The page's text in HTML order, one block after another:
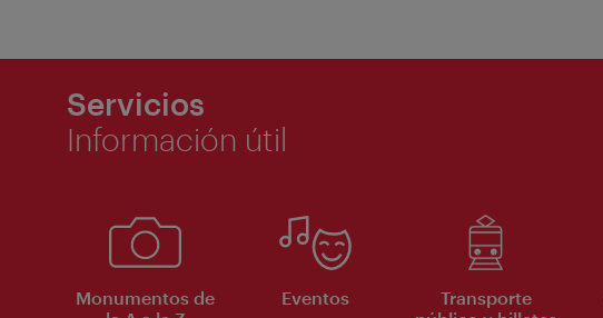
Servicios
Información útil
Monumentos de
Eventos
Transporte